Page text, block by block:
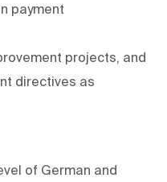
payment
projects, and
directives as
of German and